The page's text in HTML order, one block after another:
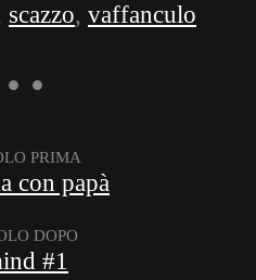
scazzo, vaffanculo
PRIMA
con papà
DOPO
#1